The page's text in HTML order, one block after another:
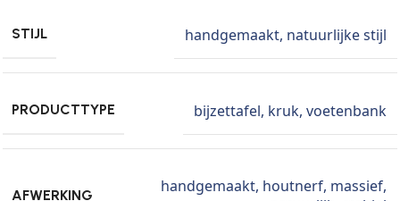
STIJL handgemaakt, natuurlijke stijl
PRODUCTTYPE bijzettafel, kruk, voetenbank
AFWERKING handgemaakt, houtnerf, massief,